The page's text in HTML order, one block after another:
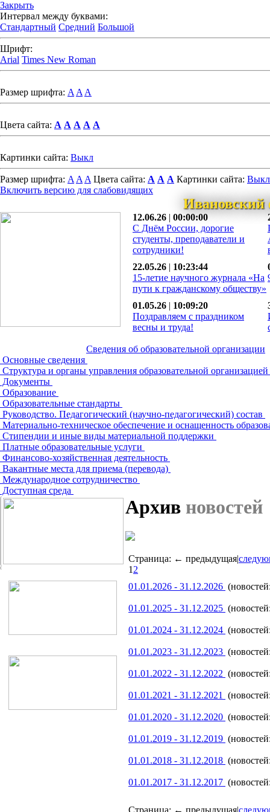
Закрыть
Интервал между буквами:
Стандартный Средний Большой
Шрифт:
Arial Times New Roman
Размер шрифта: A A A
Цвета сайта: A A A A A
Картинки сайта: Выкл
Размер шрифта: A A A Цвета сайта: A A A Картинки сайта: Выкл
Включить версию для слабовидящих
12.06.26 | 00:00:00
С Днём России, дорогие
студенты, преподаватели и
сотрудники!
22.05.26 | 10:23:44
15-летие научного журнала «На
пути к гражданскому обществу»
01.05.26 | 10:09:20
Поздравляем с праздником
весны и труда!
Сведения об образовательной организации
Основные сведения
Структура и органы управления образовательной организацией
Документы
Образование
Образовательные стандарты
Руководство. Педагогический (научно-педагогический) состав
Материально-техническое обеспечение и оснащенность
Стипендии и иные виды материальной поддержки
Платные образовательные услуги
Финансово-хозяйственная деятельность
Вакантные места для приема (перевода)
Международное сотрудничество
Доступная среда
Архив новостей
Страница: ← предыдущая|
12
01.01.2026 - 31.12.2026
01.01.2025 - 31.12.2025
01.01.2024 - 31.12.2024
01.01.2023 - 31.12.2023
01.01.2022 - 31.12.2022
01.01.2021 - 31.12.2021
01.01.2020 - 31.12.2020
01.01.2019 - 31.12.2019
01.01.2018 - 31.12.2018
01.01.2017 - 31.12.2017